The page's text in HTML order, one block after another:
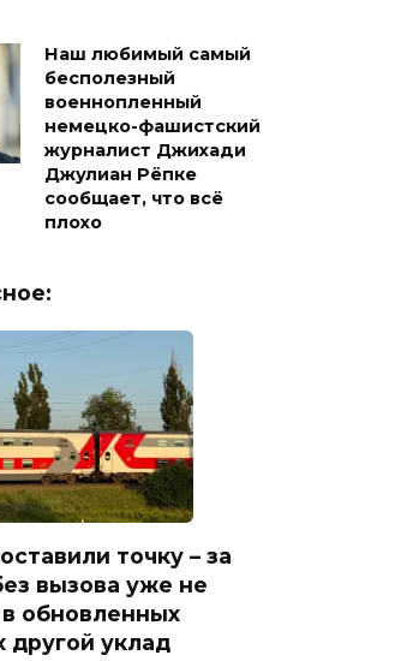
Наш любимый самый
бесполезный
военнопленный
немецко-фашистский
журналист Джихади
Джулиан Рёпке
сообщает, что всё
плохо
точку – за
вызова уже не
обновленных
другой уклад